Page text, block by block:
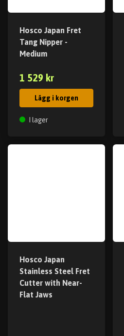
Hosco Japan Fret
Tang Nipper -
Medium
1 529 kr
Lägg i korgen
I lager
Hosco Japan
Stainless Steel Fret
Cutter with Near-
Flat Jaws